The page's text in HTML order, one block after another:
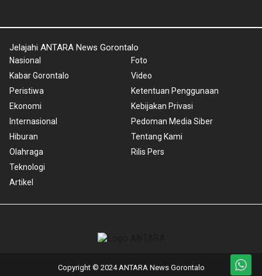
Jelajahi ANTARA News Gorontalo
Nasional
Kabar Gorontalo
Peristiwa
Ekonomi
Internasional
Hiburan
Olahraga
Teknologi
Artikel
Foto
Video
Ketentuan Penggunaan
Kebijakan Privasi
Pedoman Media Siber
Tentang Kami
Rilis Pers
Copyright © 2024 ANTARA News Gorontalo